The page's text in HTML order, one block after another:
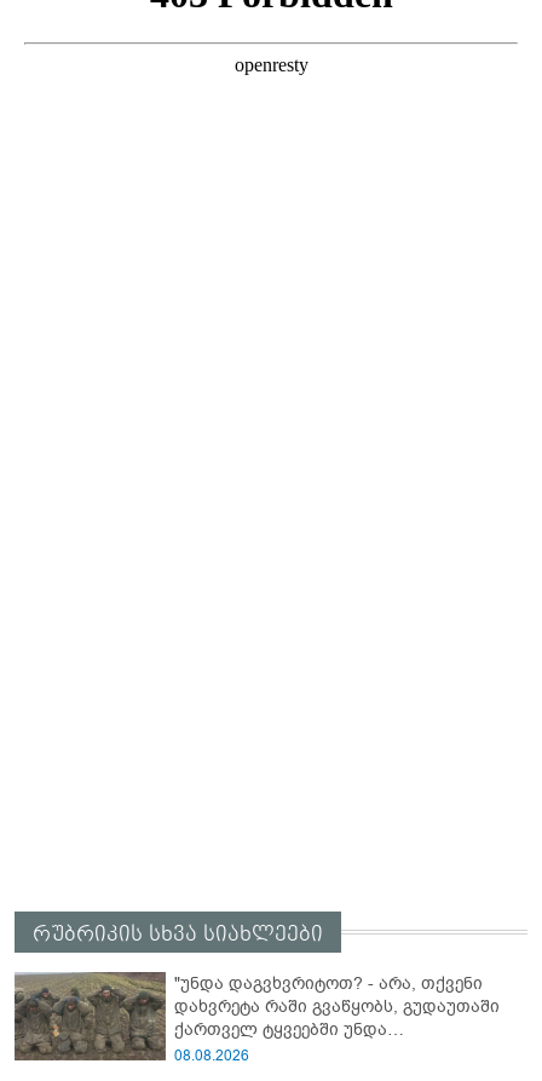
რუბრიკის სხვა სიახლეები
"უნდა დაგვხვრიტოთ? - არა, თქვენი
დახვრეტა რაში გვაწყობს, გუდაუთაში
ქართველ ტყვეებში უნდა
გადაგცვალოთ..."
08.08.2026